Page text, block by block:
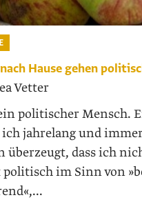
Hause gehen
Vetter
politischer Mensch.
ich jahrelang und
überzeugt, dass ich
im Sinn von